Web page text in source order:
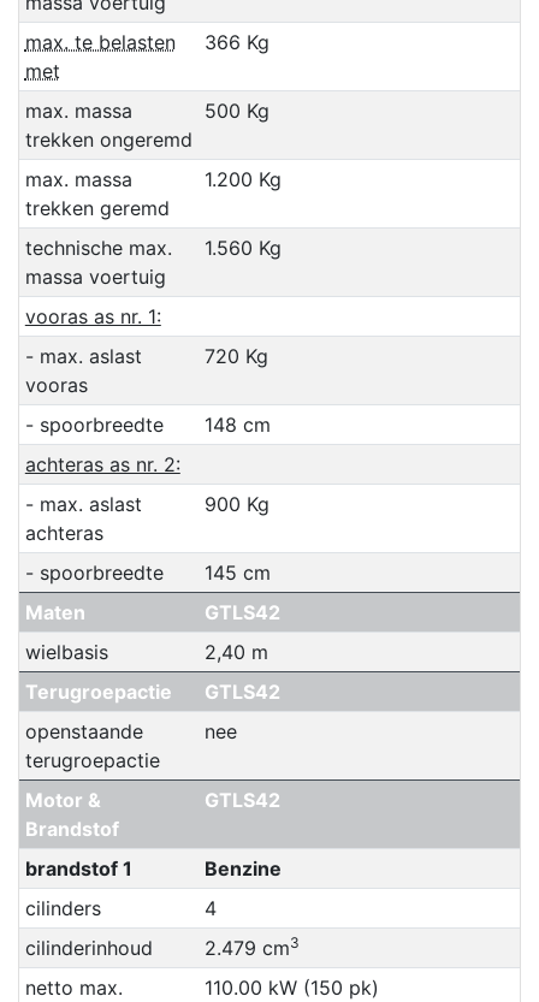
max. te belasten
met
366 Kg
max. massa
trekken ongeremd
500 Kg
max. massa
trekken geremd
1.200 Kg
technische max.
massa voertuig
1.560 Kg
vooras as nr. 1:
- max. aslast
vooras
720 Kg
- spoorbreedte
148 cm
achteras as nr. 2:
- max. aslast
achteras
900 Kg
- spoorbreedte
145 cm
Maten
GTLS42
wielbasis
2,40 m
Terugroepactie
GTLS42
openstaande
terugroepactie
nee
Motor &
Brandstof
GTLS42
brandstof 1
Benzine
cilinders
4
cilinderinhoud
2.479 cm3
netto max.
110.00 kW (150 pk)